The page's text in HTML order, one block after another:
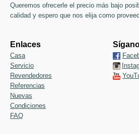
Queremos ofrecerle el precio más bajo
calidad y espero que nos elija como
Enlaces
Casa
Servicio
Revendedores
Referencias
Nuevas
Condiciones
FAQ